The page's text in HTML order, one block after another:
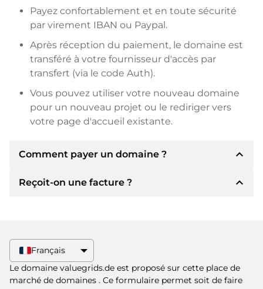
Payez confortablement et en toute sécurité
par virement IBAN ou Paypal.
Après réception du paiement, le domaine est
transféré à votre fournisseur d'accès par
transfert (via le code Auth).
Vous pouvez utiliser votre nouveau domaine
pour un nouveau projet ou le rediriger vers
votre page d'accueil existante.
Comment payer un domaine ? expand_less
Après un accord, le titulaire vous
proposera Paypal ou d'autres méthodes de
paiement.
Veuillez toujours mentionner le nom de
Reçoit-on une facture ? expand_less
élevé, vous recevrez également un contrat de
vente supplémentaire si vous le souhaitez.
Français
Le domaine valuegrids.de est proposé sur cette place de
marché de domaines . Ce formulaire permet soit de faire